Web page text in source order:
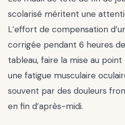
scolarisé méritent une
L’effort de compensation
corrigée pendant 6 heures
tableau, faire la mise au
une fatigue musculaire
souvent par des douleurs
en fin d’après-midi.